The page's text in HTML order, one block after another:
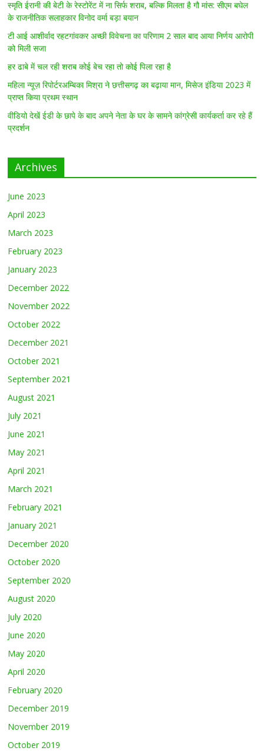
स्मृति ईरानी की बेटी के रेस्टोरेंट में ना सिर्फ शराब, बल्कि मिलता है गौ मांस: सीएम बघेल
के राजनीतिक सलाहकार विनोद वर्मा बड़ा बयान
टी आई आशीर्वाद रहटगांवकर अच्छी विवेचना का परिणाम 2 साल बाद आया निर्णय आरोपी
को मिली सजा
हर ढाबे में चल रही शराब कोई बेच रहा तो कोई पिला रहा है
महिला न्यूज़ रिपोर्टरअम्बिका मिश्रा ने छत्तीसगढ़ का बढ़ाया मान, मिसेज इंडिया 2023 में
प्राप्त किया प्रथम स्थान
वीडियो देखें ईडी के छापे के बाद अपने नेता के घर के सामने कांग्रेसी कार्यकर्ता कर रहे हैं
प्रदर्शन
Archives
June 2023
April 2023
March 2023
February 2023
January 2023
December 2022
November 2022
October 2022
December 2021
October 2021
September 2021
August 2021
July 2021
June 2021
May 2021
April 2021
March 2021
February 2021
January 2021
December 2020
October 2020
September 2020
August 2020
July 2020
June 2020
May 2020
April 2020
February 2020
December 2019
November 2019
October 2019